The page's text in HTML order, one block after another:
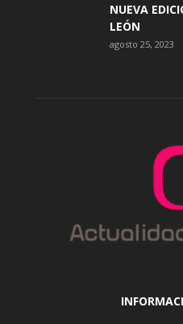
NUEVA
LEÓN
agosto 25, 2023